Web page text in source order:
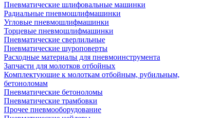
Пневматические шлифовальные машинки
Радиальные пневмошлифмашинки
Угловые пневмошлифмашинки
Торцевые пневмошлифмашинки
Пневматические сверлильные
Пневматические шуроповерты
Расходные материалы для пневмоинструмента
Запчасти для молотков отбойных
Комплектующие к молоткам отбойным, рубильным,
бетоноломам
Пневматические бетоноломы
Пневматические трамбовки
Прочее пневмооборудование